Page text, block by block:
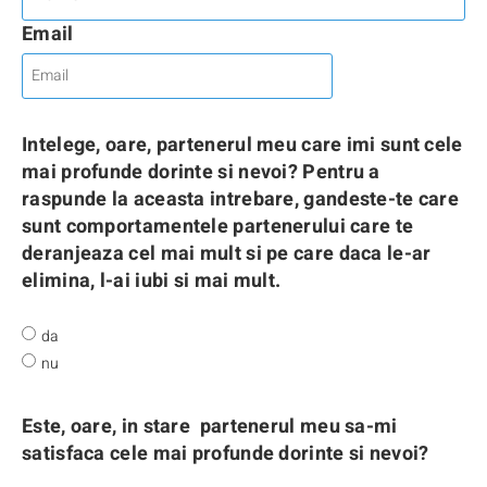
Email
Intelege, oare, partenerul meu care imi sunt cele
mai profunde dorinte si nevoi? Pentru a
raspunde la aceasta intrebare, gandeste-te care
sunt comportamentele partenerului care te
deranjeaza cel mai mult si pe care daca le-ar
elimina, l-ai iubi si mai mult.
da
nu
Este, oare, in stare partenerul meu sa-mi
satisfaca cele mai profunde dorinte si nevoi?